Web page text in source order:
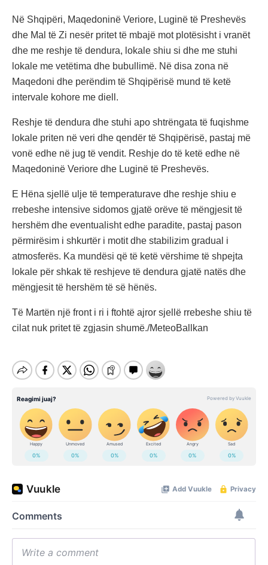
Në Shqipëri, Maqedoninë Veriore, Luginë të Preshevës
dhe Mal të Zi nesër pritet të mbajë mot plotësisht i vranët
dhe me reshje të dendura, lokale shiu si dhe me stuhi
lokale me vetëtima dhe bubullimë. Në disa zona në
Maqedoni dhe perëndim të Shqipërisë mund të ketë
intervale kohore me diell.
Reshje të dendura dhe stuhi apo shtrëngata të fuqishme
lokale priten në veri dhe qendër të Shqipërisë, pastaj më
vonë edhe në jug të vendit. Reshje do të ketë edhe në
Maqedoninë Veriore dhe Luginë të Preshevës.
E Hëna sjellë ulje të temperaturave dhe reshje shiu e
rrebeshe intensive sidomos gjatë orëve të mëngjesit të
hershëm dhe eventualisht edhe paradite, pastaj pason
përmirësim i shkurtër i motit dhe stabilizim gradual i
atmosferës. Ka mundësi që të ketë vërshime të shpejta
lokale për shkak të reshjeve të dendura gjatë natës dhe
mëngjesit të hershëm të së hënës.
Të Martën një front i ri i ftohtë ajror sjellë rrebeshe shiu të
cilat nuk pritet të zgjasin shumë./MeteoBallkan